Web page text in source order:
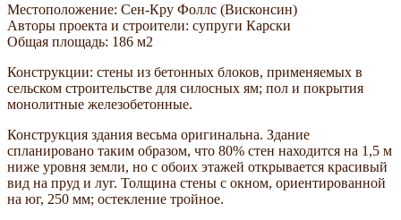
Местоположение: Сен-Кру Фоллс (Висконсин)
Авторы проекта и строители: супруги Карски
Общая площадь: 186 м2
Конструкции: стены из бетонных блоков, применяемых в
сельском строительстве для силосных ям; пол и покрытия
монолитные железобетонные.
Конструкция здания весьма оригинальна. Здание
спланировано таким образом, что 80% стен находится на 1,5 м
ниже уровня земли, но с обоих этажей открывается красивый
вид на пруд и луг. Толщина стены с окном, ориентированной
на юг, 250 мм; остекление тройное.